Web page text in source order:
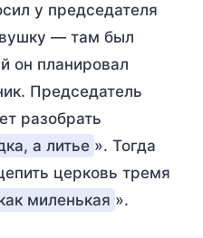
у председателя
— там был
он планировал
Председатель
разобрать
а литье ». Тогда
церковь тремя
миленькая ».